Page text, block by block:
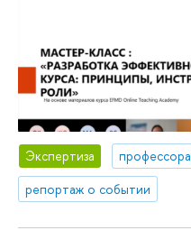
Экспертиза
профессора
репортаж о событии